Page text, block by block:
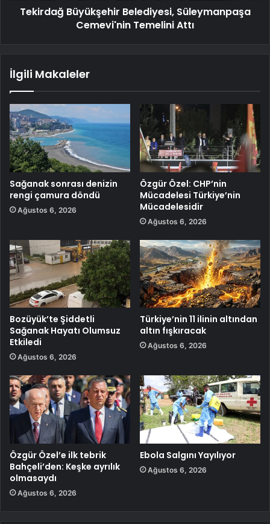
Tekirdağ Büyükşehir Belediyesi, Süleymanpaşa
Cemevi'nin Temelini Attı
İlgili Makaleler
Sağanak sonrası denizin
rengi çamura döndü
Ağustos 6, 2026
Özgür Özel: CHP’nin
Mücadelesi Türkiye’nin
Mücadelesidir
Ağustos 6, 2026
Bozüyük’te Şiddetli
Sağanak Hayatı Olumsuz
Etkiledi
Ağustos 6, 2026
Türkiye’nin 11 ilinin altından
altın fışkıracak
Ağustos 6, 2026
Özgür Özel’e ilk tebrik
Bahçeli’den: Keşke ayrılık
olmasaydı
Ağustos 6, 2026
Ebola Salgını Yayılıyor
Ağustos 6, 2026